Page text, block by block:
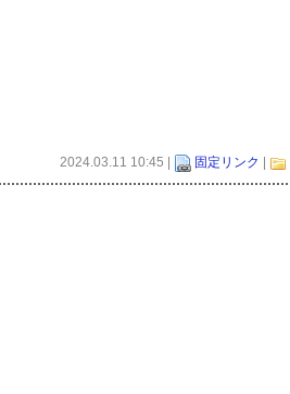
2024.03.11 10:45 | 固定リンク